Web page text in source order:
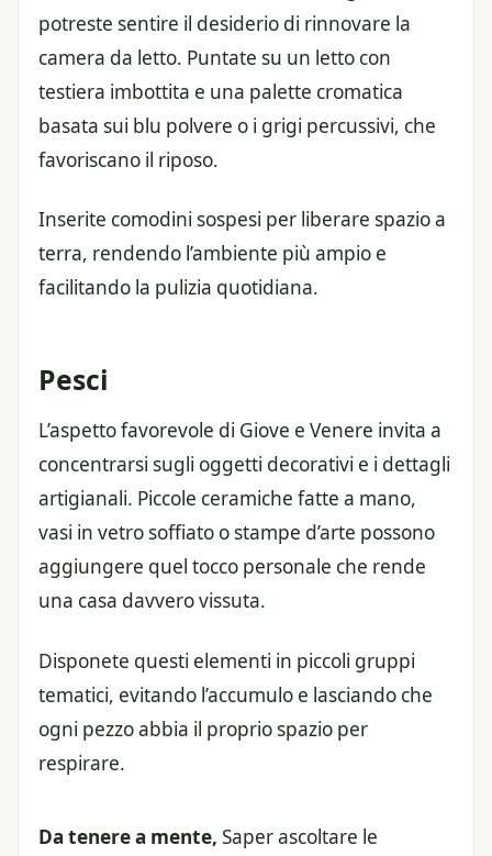
potreste sentire il desiderio di rinnovare la
camera da letto. Puntate su un letto con
testiera imbottita e una palette cromatica
basata sui blu polvere o i grigi percussivi, che
favoriscano il riposo.
Inserite comodini sospesi per liberare spazio a
terra, rendendo l’ambiente più ampio e
facilitando la pulizia quotidiana.
Pesci
L’aspetto favorevole di Giove e Venere invita a
concentrarsi sugli oggetti decorativi e i dettagli
artigianali. Piccole ceramiche fatte a mano,
vasi in vetro soffiato o stampe d’arte possono
aggiungere quel tocco personale che rende
una casa davvero vissuta.
Disponete questi elementi in piccoli gruppi
tematici, evitando l’accumulo e lasciando che
ogni pezzo abbia il proprio spazio per
respirare.
Da tenere a mente, Saper ascoltare le